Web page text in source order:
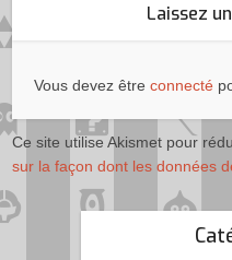
Laissez
Vous devez êtreconnecté
Ce site utilise Akismet pour
sur la façon dont les données